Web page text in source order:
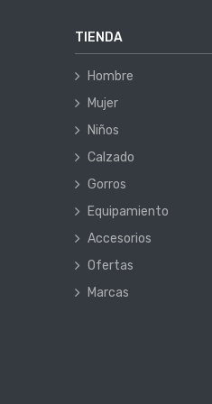
TIENDA
Hombre
Mujer
Niños
Calzado
Gorros
Equipamiento
Accesorios
Ofertas
Marcas